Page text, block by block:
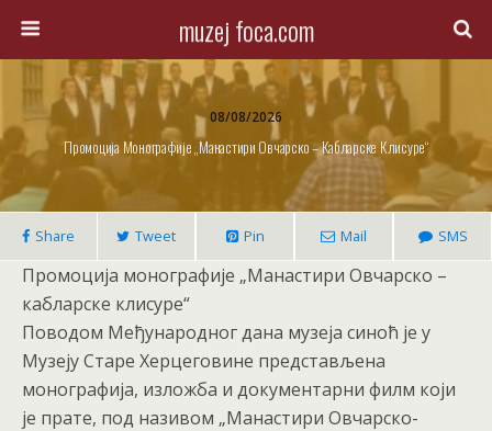
muzej foca.com
08/08/2026
Промоција Монографије „Манастири Овчарско – Кабларске Клисуре“
Share Tweet Pin Mail SMS
Промоција монографије „Манастири Овчарско –
кабларске клисуре“
Поводом Међународног дана музеја синоћ је у
Музеју Старе Херцеговине представљена
монографија, изложба и документарни филм који
је прате, под називом „Манастири Овчарско-